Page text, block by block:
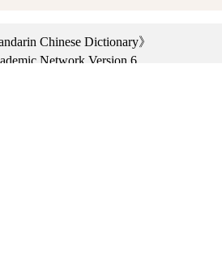
Chinese Dictionary》
Network Version 6